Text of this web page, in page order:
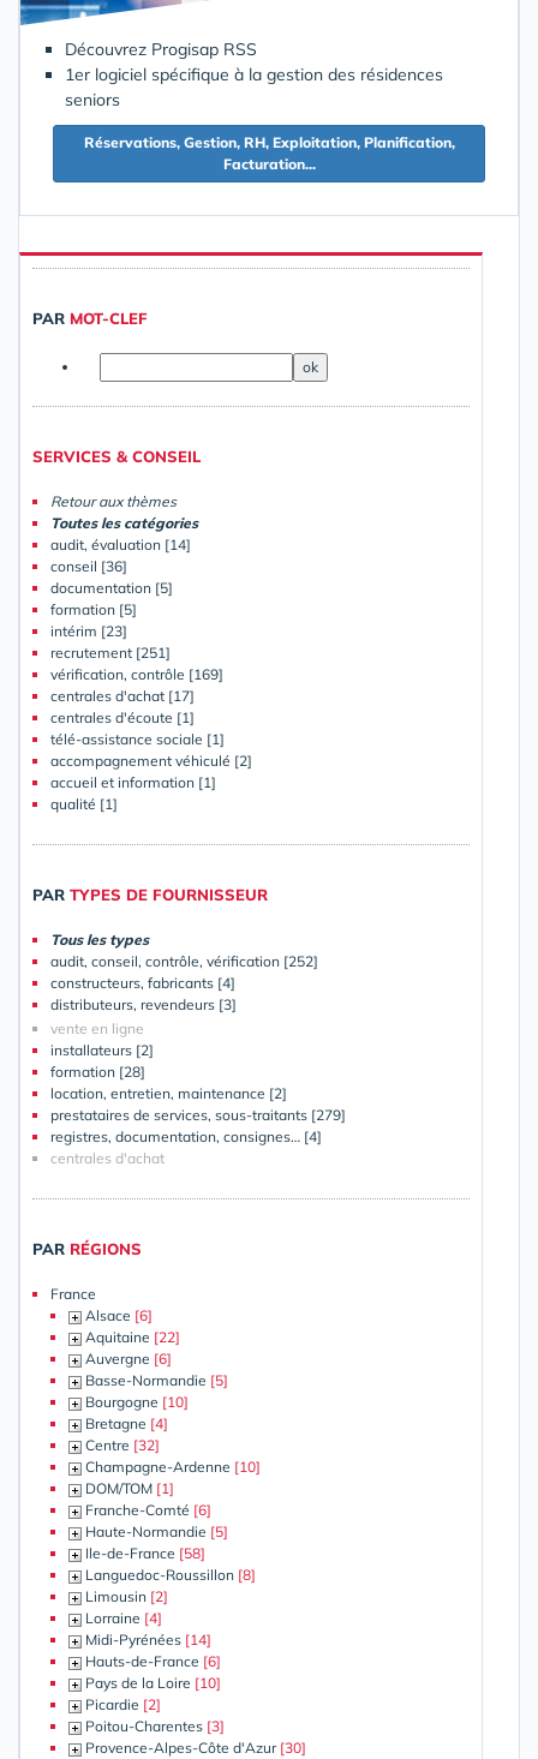
Découvrez Progisap RSS
1er logiciel spécifique à la gestion des résidences
seniors
Réservations, Gestion, RH, Exploitation, Planification,
Facturation...
PAR MOT-CLEF
SERVICES & CONSEIL
Retour aux thèmes
Toutes les catégories
audit, évaluation [14]
conseil [36]
documentation [5]
formation [5]
intérim [23]
recrutement [251]
vérification, contrôle [169]
centrales d'achat [17]
centrales d'écoute [1]
télé-assistance sociale [1]
accompagnement véhiculé [2]
accueil et information [1]
qualité [1]
PAR TYPES DE FOURNISSEUR
Tous les types
audit, conseil, contrôle, vérification [252]
constructeurs, fabricants [4]
distributeurs, revendeurs [3]
vente en ligne
installateurs [2]
formation [28]
location, entretien, maintenance [2]
prestataires de services, sous-traitants [279]
registres, documentation, consignes… [4]
centrales d'achat
PAR RÉGIONS
France
Alsace [6]
Aquitaine [22]
Auvergne [6]
Basse-Normandie [5]
Bourgogne [10]
Bretagne [4]
Centre [32]
Champagne-Ardenne [10]
DOM/TOM [1]
Franche-Comté [6]
Haute-Normandie [5]
Ile-de-France [58]
Languedoc-Roussillon [8]
Limousin [2]
Lorraine [4]
Midi-Pyrénées [14]
Hauts-de-France [6]
Pays de la Loire [10]
Picardie [2]
Poitou-Charentes [3]
Provence-Alpes-Côte d'Azur[30]